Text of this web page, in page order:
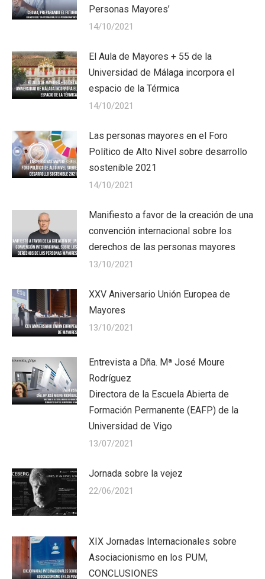
Personas Mayores’
14/10/2021
El Aula de Mayores + 55 de la
Universidad de Málaga incorpora el
espacio de la Térmica
14/10/2021
Las personas mayores en el Foro
Político de Alto Nivel sobre desarrollo
sostenible 2021
14/10/2021
Manifiesto a favor de la creación de una
convención internacional sobre los
derechos de las personas mayores
13/10/2021
XXV Aniversario Unión Europea de
Mayores
13/10/2021
Entrevista a Dña. Mª José Moure
Rodríguez
Directora de la Escuela Abierta de
Formación Permanente (EAFP) de la
Universidad de Vigo
13/07/2021
Jornada sobre la vejez
22/06/2021
XIX Jornadas Internacionales sobre
Asociacionismo en los PUM,
CONCLUSIONES